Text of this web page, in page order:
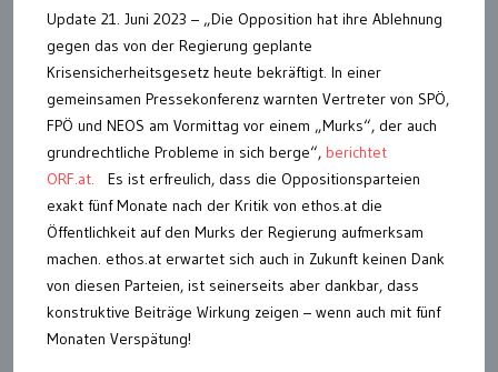
Update 21. Juni 2023 – „Die Opposition hat ihre Ablehnung
gegen das von der Regierung geplante
Krisensicherheitsgesetz heute bekräftigt. In einer
gemeinsamen Pressekonferenz warnten Vertreter von SPÖ,
FPÖ und NEOS am Vormittag vor einem „Murks“, der auch
grundrechtliche Probleme in sich berge“, berichtet
ORF.at.
Es ist erfreulich, dass die Oppositionsparteien
exakt fünf Monate nach der Kritik von ethos.at die
Öffentlichkeit auf den Murks der Regierung aufmerksam
machen. ethos.at erwartet sich auch in Zukunft keinen Dank
von diesen Parteien, ist seinerseits aber dankbar, dass
konstruktive Beiträge Wirkung zeigen – wenn auch mit fünf
Monaten Verspätung!